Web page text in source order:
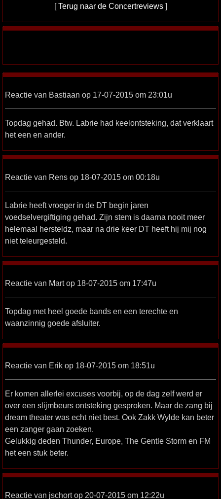
[Terug naar de Concertreviews]
Reactie van Bastiaan op 17-07-2015 om 23:01u
Topdag gehad. Btw. Labrie had keelontsteking, dat verklaart
het een en ander.
Reactie van Rens op 18-07-2015 om 00:18u
Labrie heeft vroeger in de DT begin jaren
voedselvergiftiging gehad. Zijn stem is daarna nooit meer
helemaal hersteldz, maar na drie keer DT heeft hij mij nog
niet teleurgesteld.
Reactie van Mart op 18-07-2015 om 17:47u
Topdag met heel goede bands en een terechte en
waanzinnig goede afsluiter.
Reactie van Erik op 18-07-2015 om 18:51u
Er komen allerlei excuses voorbij, op de dag zelf werd er
over een slijmbeurs ontsteking gesproken. Maar de zang bij
dream theater was echt niet best. Ook Zakk Wylde kan beter
een zanger gaan zoeken.
Gelukkig deden Thunder, Europe, The Gentle Storm en FM
het een stuk beter.
Reactie van jschort op 20-07-2015 om 12:22u